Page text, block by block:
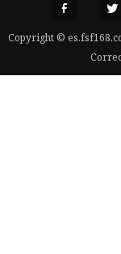
Copyright ©